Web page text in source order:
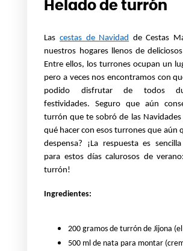
Helado de turrón
Lascestas de Navidad de Cestas
nuestros hogares llenos de
Entre ellos, los turrones ocupan un
pero a veces nos encontramos con
podido disfrutar de todos
festividades. Seguro que aún
turrón que te sobró de las Navidades
qué hacer con esos turrones que aún
despensa? ¡La respuesta es
para estos días calurosos de
turrón!
Ingredientes:
200 gramos de turrón de Jijona
500 ml de nata para montar